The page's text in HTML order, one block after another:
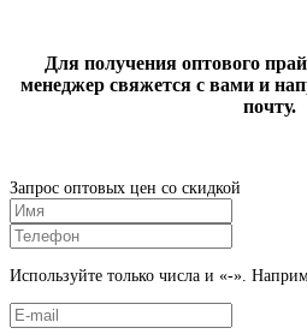
Для получения оптового
менеджер свяжется с вами и
почту.
Запрос оптовых цен со скидкой
Используйте только числа и «-».